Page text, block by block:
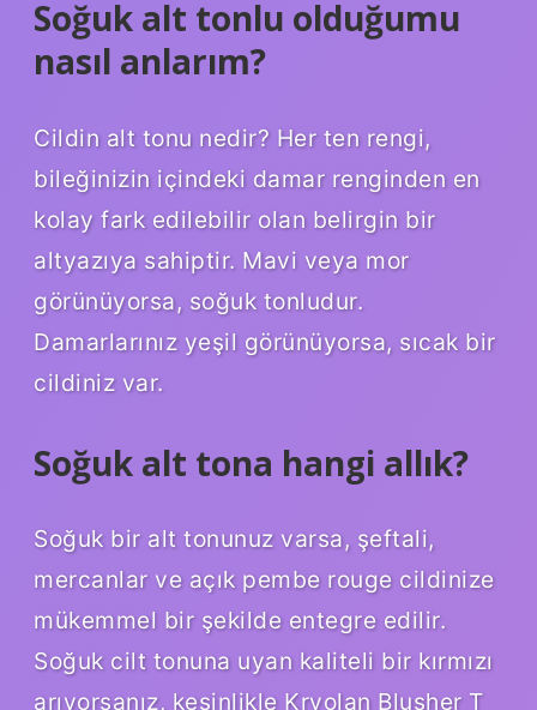
Soğuk alt tonlu olduğumu
nasıl anlarım?
Cildin alt tonu nedir? Her ten rengi,
bileğinizin içindeki damar renginden en
kolay fark edilebilir olan belirgin bir
altyazıya sahiptir. Mavi veya mor
görünüyorsa, soğuk tonludur.
Damarlarınız yeşil görünüyorsa, sıcak bir
cildiniz var.
Soğuk alt tona hangi allık?
Soğuk bir alt tonunuz varsa, şeftali,
mercanlar ve açık pembe rouge cildinize
mükemmel bir şekilde entegre edilir.
Soğuk cilt tonuna uyan kaliteli bir kırmızı
arıyorsanız, kesinlikle Kryolan Blusher T